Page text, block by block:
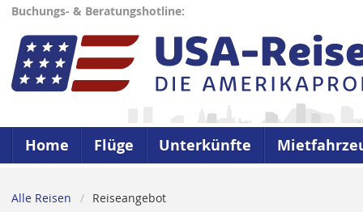
Buchungs- & Beratungshotline:
Home Flüge Unterkünfte
Alle Reisen Reiseangebot